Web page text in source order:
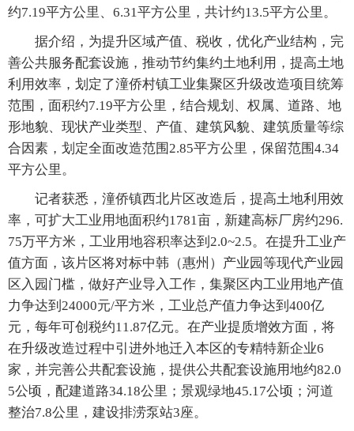
约7.19平方公里、6.31平方公里，共计约13.5平方公里。
据介绍，为提升区域产值、税收，优化产业结构，完
善公共服务配套设施，推动节约集约土地利用，提高土地
利用效率，划定了潼侨村镇工业集聚区升级改造项目统筹
范围，面积约7.19平方公里，结合规划、权属、道路、地
形地貌、现状产业类型、产值、建筑风貌、建筑质量等综
合因素，划定全面改造范围2.85平方公里，保留范围4.34
平方公里。
记者获悉，潼侨镇西北片区改造后，提高土地利用效
率，可扩大工业用地面积约1781亩，新建高标厂房约296.
75万平方米，工业用地容积率达到2.0~2.5。在提升工业产
值方面，该片区将对标中韩（惠州）产业园等现代产业园
区入园门槛，做好产业导入工作，集聚区内工业用地产值
力争达到24000元/平方米，工业总产值力争达到400亿
元，每年可创税约11.87亿元。在产业提质增效方面，将
在升级改造过程中引进外地迁入本区的专精特新企业6
家，并完善公共配套设施，提供公共配套设施用地约82.0
5公顷，配建道路34.18公里；景观绿地45.17公顷；河道
整治7.8公里，建设排涝泵站3座。